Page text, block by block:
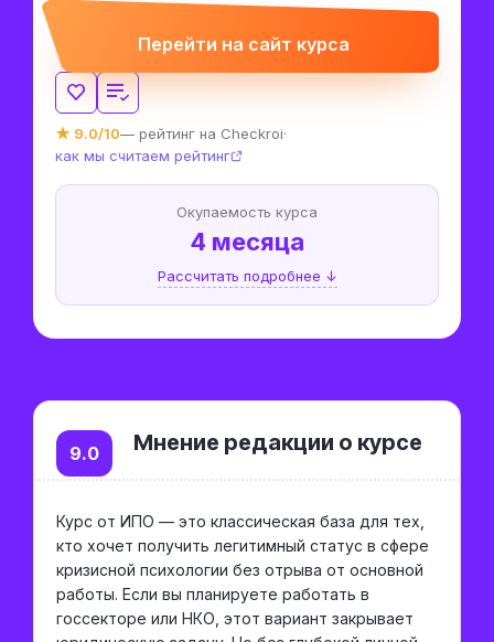
Перейти на сайт курса
★ 9.0/10— рейтинг на Checkroi·
как мы считаем рейтинг
Окупаемость курса
4 месяца
Рассчитать подробнее ↓
Мнение редакции о курсе
9.0
Курс от ИПО — это классическая база для тех,
кто хочет получить легитимный статус в сфере
кризисной психологии без отрыва от основной
работы. Если вы планируете работать в
госсекторе или НКО, этот вариант закрывает